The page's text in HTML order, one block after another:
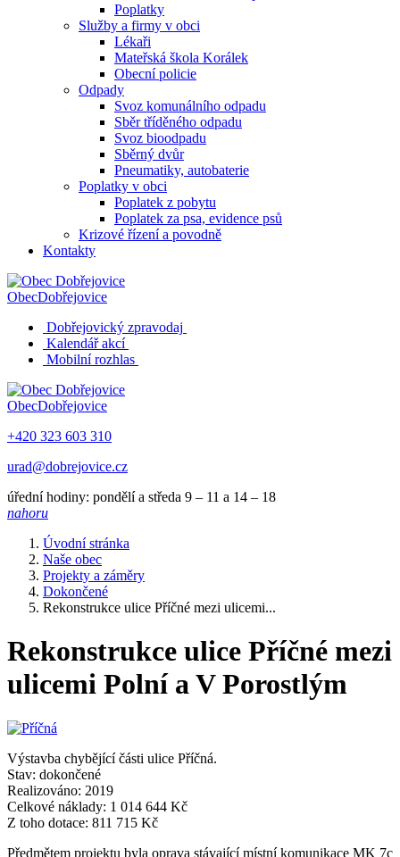
Poplatky
Služby a firmy v obci
Lékaři
Mateřská škola Korálek
Obecní policie
Odpady
Svoz komunálního odpadu
Sběr tříděného odpadu
Svoz bioodpadu
Sběrný dvůr
Pneumatiky, autobaterie
Poplatky v obci
Poplatek z pobytu
Poplatek za psa, evidence psů
Krizové řízení a povodně
Kontakty
ObecDobřejovice
Dobřejovický zpravodaj
Kalendář akcí
Mobilní rozhlas
ObecDobřejovice
+420 323 603 310
urad@dobrejovice.cz
úřední hodiny: pondělí a středa 9 – 11 a 14 – 18
nahoru
Úvodní stránka
Naše obec
Projekty a záměry
Dokončené
Rekonstrukce ulice Příčné mezi ulicemi...
Rekonstrukce ulice Příčné mezi
ulicemi Polní a V Porostlým
Výstavba chybějící části ulice Příčná.
Stav: dokončené
Realizováno: 2019
Celkové náklady: 1 014 644 Kč
Z toho dotace: 811 715 Kč
Předmětem projektu byla oprava stávající místní komunikace MK 7c